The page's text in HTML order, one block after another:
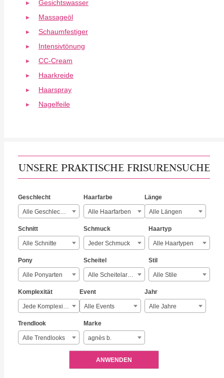
Gesichtswasser
Massageöl
Schaumfestiger
Intensivtönung
CC-Cream
Haarkreide
Haarspray
Nagelfeile
UNSERE PRAKTISCHE FRISURENSUCHE
Geschlecht
Alle Geschlechter
Haarfarbe
Alle Haarfarben
Länge
Alle Längen
Schnitt
Alle Schnitte
Schmuck
Jeder Schmuck
Haartyp
Alle Haartypen
Pony
Alle Ponyarten
Scheitel
Alle Scheitelarten
Stil
Alle Stile
Komplexität
Jede Komplexität
Event
Alle Events
Jahr
Alle Jahre
Trendlook
Alle Trendlooks
Marke
agnès b.
ANWENDEN